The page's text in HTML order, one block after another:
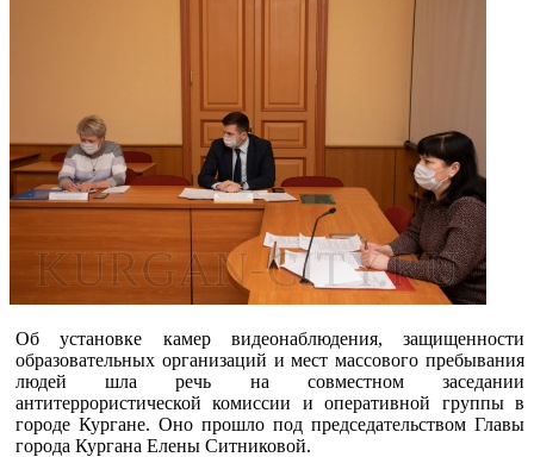
Об установке камер видеонаблюдения, защищенности
образовательных организаций и мест массового пребывания
людей шла речь на совместном заседании
антитеррористической комиссии и оперативной группы в
городе Кургане. Оно прошло под председательством Главы
города Кургана Елены Ситниковой.